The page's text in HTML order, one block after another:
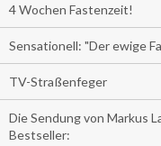
4 Wochen Fastenzeit!
Sensationell: "Der ewige
TV-Straßenfeger
Die Sendung von Markus
Bestseller: